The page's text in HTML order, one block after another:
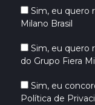
Sim, eu quero
Milano Brasil
Sim, eu quero
do Grupo Fiera
Sim, eu
Política de